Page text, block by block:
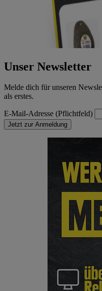
Unser Newsletter
Melde dich für unseren
als erstes.
E-Mail-Adresse (Pflichtfeld)
Jetzt zur Anmeldung